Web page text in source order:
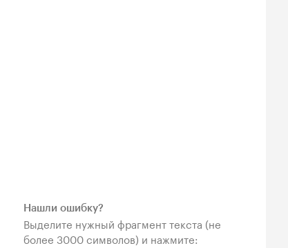
Нашли ошибку?
Выделите нужный фрагмент текста (не
более 3000 символов) и нажмите: